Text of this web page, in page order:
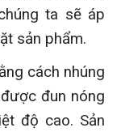
ta sẽ áp
sản phẩm.
cách nhúng
đun nóng
độ cao. Sản